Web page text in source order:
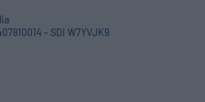
- SDI W7YVJK9